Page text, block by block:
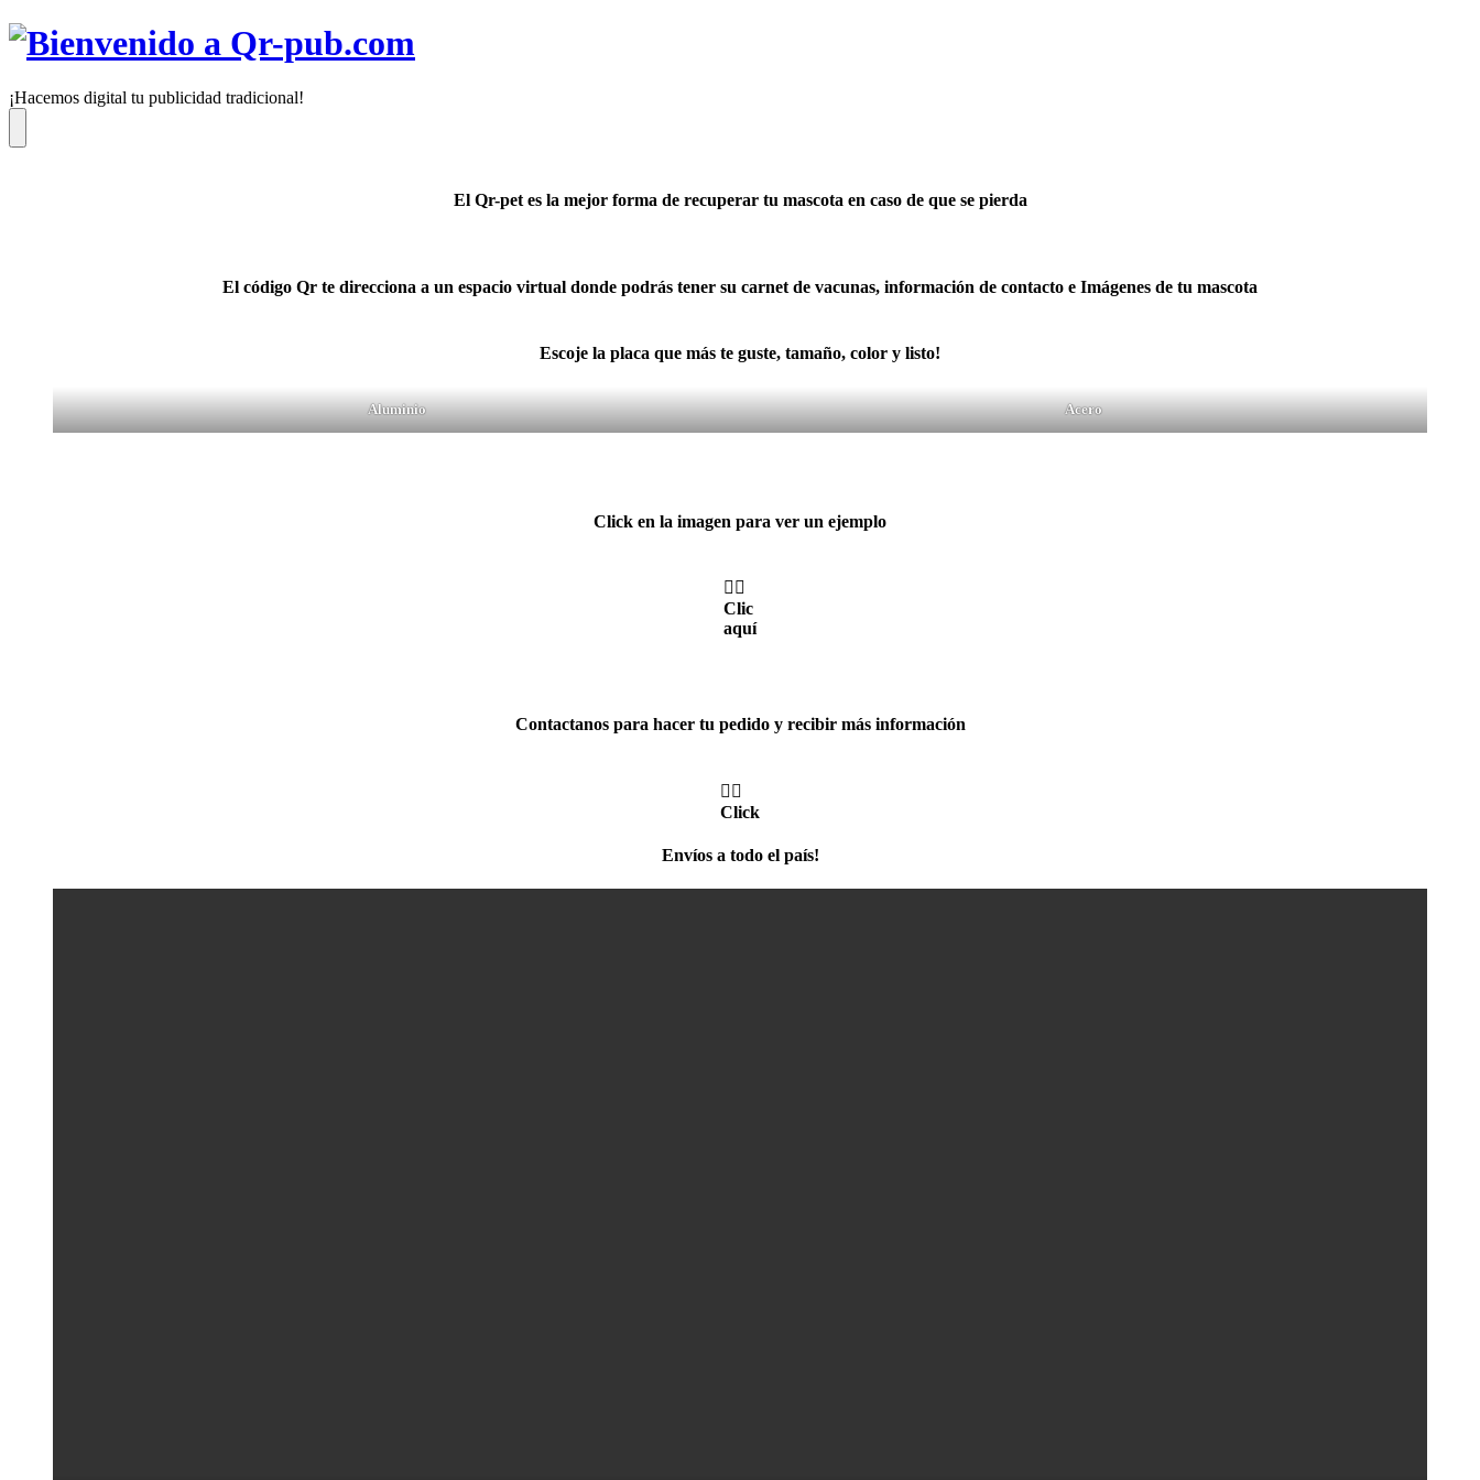
Saltar
¡Hacemos digital tu publicidad tradicional!
Menú
El Qr-pet es la mejor forma de recuperar tu mascota en caso de que se pierda
El código Qr te direcciona a un espacio virtual donde podrás tener su carnet de vacunas, información de contacto e Imágenes de tu mascota
Escoje la placa que más te guste, tamaño, color y listo!
Aluminio Acero
Click en la imagen para ver un ejemplo
👆🏼
Clic
aquí
Contactanos para hacer tu pedido y recibir más información
👆🏼
Click
Envíos a todo el país!